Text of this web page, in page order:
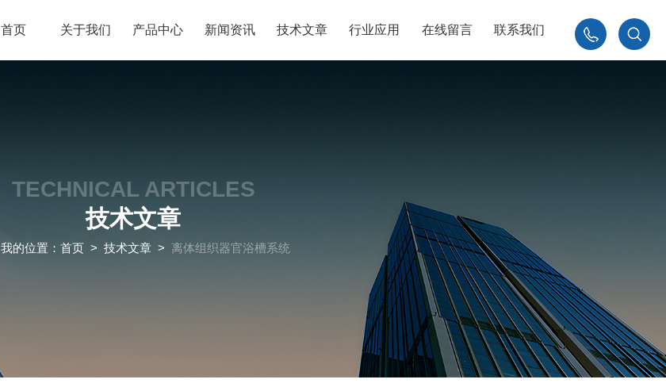
010-
首页 关于我们 产品中心 新闻资讯 技术文章 行业应用 在线留言 联系我们
TECHNICAL ARTICLES
技术文章
我的位置： 首页> 技术文章> 离体组织器官浴槽系统